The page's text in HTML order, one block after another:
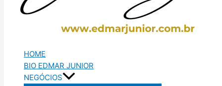
HOME
BIO EDMAR JUNIOR
NEGÓCIOS